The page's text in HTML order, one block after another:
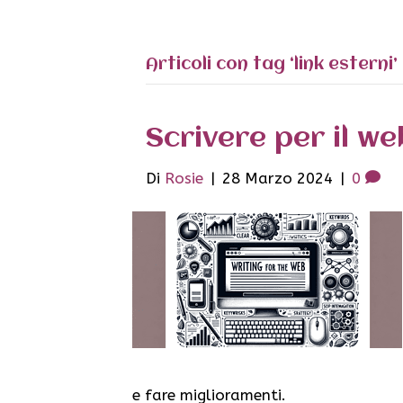
Articoli con tag ‘link esterni’
Scrivere per il
Di Rosie | 28 Marzo 2024 | 0
e fare miglioramenti.